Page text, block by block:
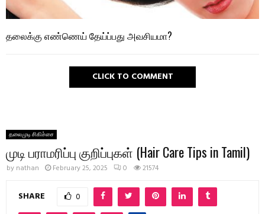
தலைக்கு எண்ணெய் தேய்ப்பது அவசியமா?
CLICK TO COMMENT
தலைமுடி சிகிச்சை
முடி பராமரிப்பு குறிப்புகள் (Hair Care Tips in Tamil)
by nathan February 25, 2025 0 21574
SHARE 0